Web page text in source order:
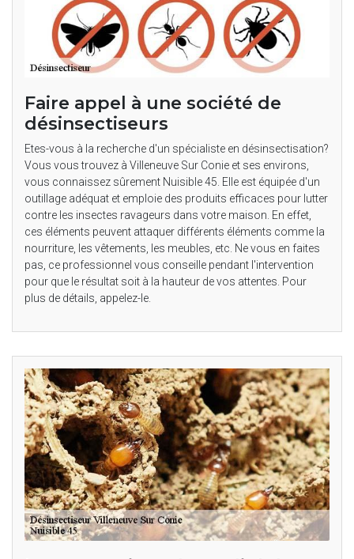
Faire appel à une société de
désinsectiseurs
Etes-vous à la recherche d'un spécialiste en désinsectisation?
Vous vous trouvez à Villeneuve Sur Conie et ses environs,
vous connaissez sûrement Nuisible 45. Elle est équipée d'un
outillage adéquat et emploie des produits efficaces pour lutter
contre les insectes ravageurs dans votre maison. En effet,
ces éléments peuvent attaquer différents éléments comme la
nourriture, les vêtements, les meubles, etc. Ne vous en faites
pas, ce professionnel vous conseille pendant l'intervention
pour que le résultat soit à la hauteur de vos attentes. Pour
plus de détails, appelez-le.